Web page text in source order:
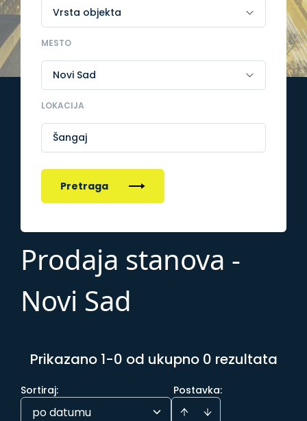
MESTO
LOKACIJA
Šangaj
Pretraga
Prodaja stanova -
Novi Sad
Prikazano 1-0 od ukupno 0 rezultata
Postavka:
Sortiraj:
po datumu